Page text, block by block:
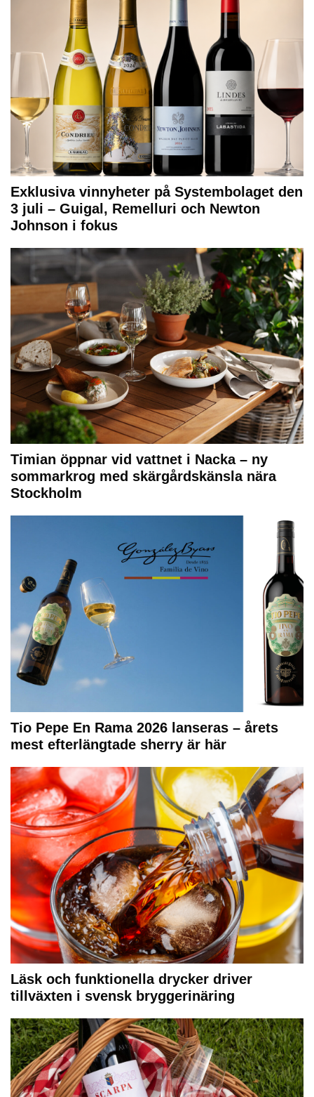
Exklusiva vinnyheter på Systembolaget den
3 juli – Guigal, Remelluri och Newton
Johnson i fokus
Timian öppnar vid vattnet i Nacka – ny
sommarkrog med skärgårdskänsla nära
Stockholm
Tio Pepe En Rama 2026 lanseras – årets
mest efterlängtade sherry är här
Läsk och funktionella drycker driver
tillväxten i svensk bryggerinäring